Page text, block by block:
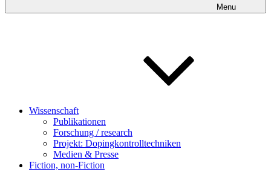
Menu
Wissenschaft
Publikationen
Forschung / research
Projekt: Dopingkontrolltechniken
Medien & Presse
Fiction, non-Fiction